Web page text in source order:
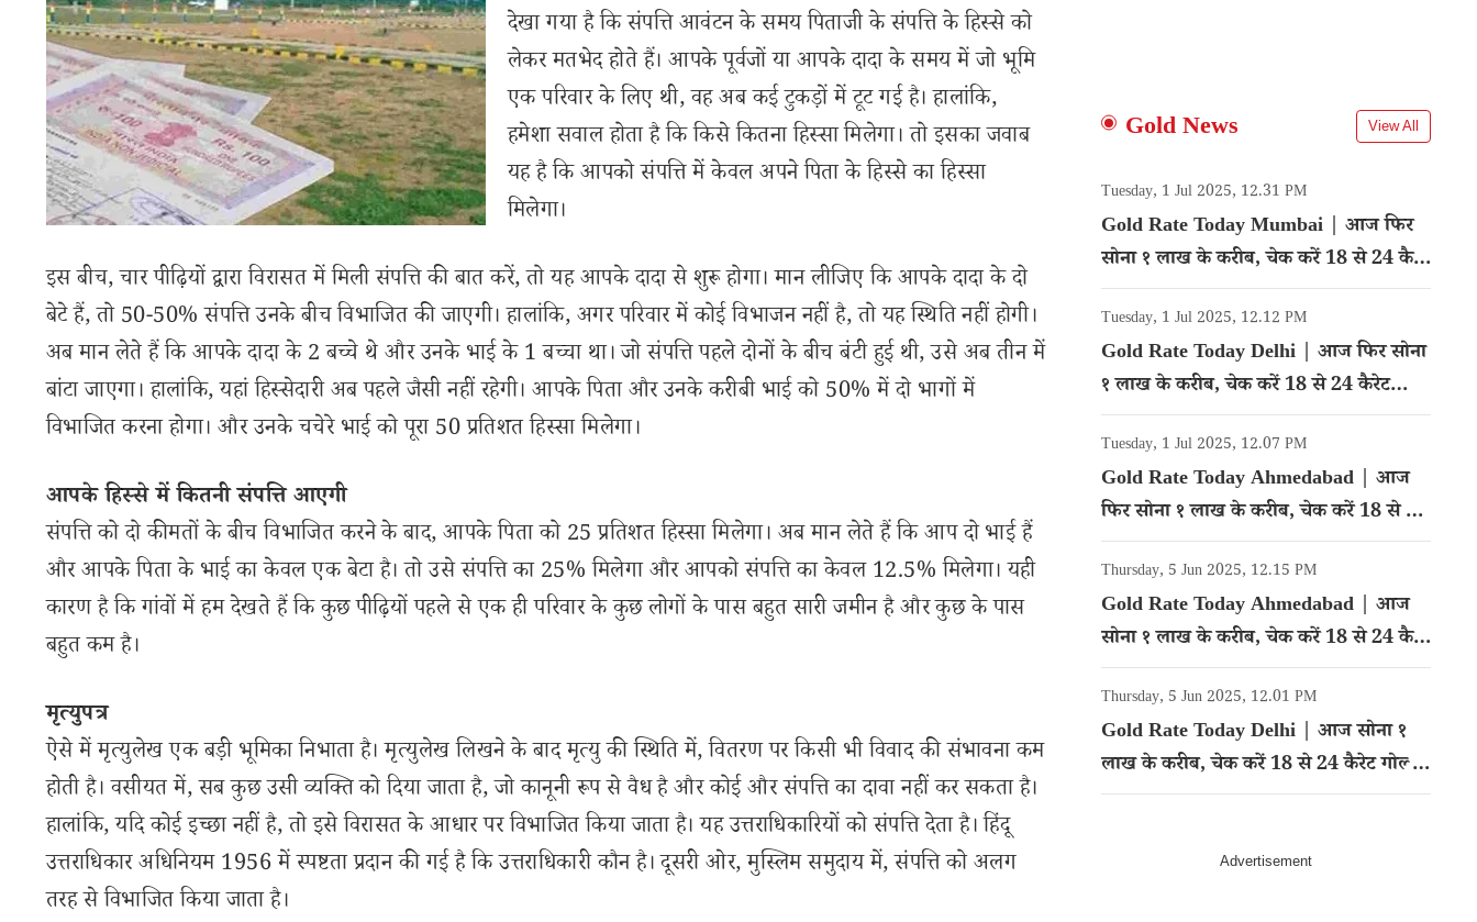
देखा गया है कि संपत्ति आवंटन के समय पिताजी के संपत्ति के हिस्से को
लेकर मतभेद होते हैं। आपके पूर्वजों या आपके दादा के समय में जो भूमि
एक परिवार के लिए थी, वह अब कई टुकड़ों में टूट गई है। हालांकि,
हमेशा सवाल होता है कि किसे कितना हिस्सा मिलेगा। तो इसका जवाब
यह है कि आपको संपत्ति में केवल अपने पिता के हिस्से का हिस्सा
मिलेगा।
इस बीच, चार पीढ़ियों द्वारा विरासत में मिली संपत्ति की बात करें, तो यह आपके दादा से शुरू होगा। मान लीजिए कि आपके दादा के दो
बेटे हैं, तो 50-50% संपत्ति उनके बीच विभाजित की जाएगी। हालांकि, अगर परिवार में कोई विभाजन नहीं है, तो यह स्थिति नहीं होगी।
अब मान लेते हैं कि आपके दादा के 2 बच्चे थे और उनके भाई के 1 बच्चा था। जो संपत्ति पहले दोनों के बीच बंटी हुई थी, उसे अब तीन में
बांटा जाएगा। हालांकि, यहां हिस्सेदारी अब पहले जैसी नहीं रहेगी। आपके पिता और उनके करीबी भाई को 50% में दो भागों में
विभाजित करना होगा। और उनके चचेरे भाई को पूरा 50 प्रतिशत हिस्सा मिलेगा।
आपके हिस्से में कितनी संपत्ति आएगी
संपत्ति को दो कीमतों के बीच विभाजित करने के बाद, आपके पिता को 25 प्रतिशत हिस्सा मिलेगा। अब मान लेते हैं कि आप दो भाई हैं
और आपके पिता के भाई का केवल एक बेटा है। तो उसे संपत्ति का 25% मिलेगा और आपको संपत्ति का केवल 12.5% मिलेगा। यही
कारण है कि गांवों में हम देखते हैं कि कुछ पीढ़ियों पहले से एक ही परिवार के कुछ लोगों के पास बहुत सारी जमीन है और कुछ के पास
बहुत कम है।
मृत्युपत्र
ऐसे में मृत्युलेख एक बड़ी भूमिका निभाता है। मृत्युलेख लिखने के बाद मृत्यु की स्थिति में, वितरण पर किसी भी विवाद की संभावना कम
होती है। वसीयत में, सब कुछ उसी व्यक्ति को दिया जाता है, जो कानूनी रूप से वैध है और कोई और संपत्ति का दावा नहीं कर सकता है।
हालांकि, यदि कोई इच्छा नहीं है, तो इसे विरासत के आधार पर विभाजित किया जाता है। यह उत्तराधिकारियों को संपत्ति देता है। हिंदू
उत्तराधिकार अधिनियम 1956 में स्पष्टता प्रदान की गई है कि उत्तराधिकारी कौन है। दूसरी ओर, मुस्लिम समुदाय में, संपत्ति को अलग
तरह से विभाजित किया जाता है।
Gold News View All
Tuesday, 1 Jul 2025, 12.31 PM
Gold Rate Today Mumbai | आज फिर
सोना १ लाख के करीब, चेक करें 18 से 24 कैरेट
गोल्ड का रेट
Tuesday, 1 Jul 2025, 12.12 PM
Gold Rate Today Delhi | आज फिर सोना
१ लाख के करीब, चेक करें 18 से 24 कैरेट
गोल्ड का रेट
Tuesday, 1 Jul 2025, 12.07 PM
Gold Rate Today Ahmedabad | आज
फिर सोना १ लाख के करीब, चेक करें 18 से 24
कैरेट गोल्ड का रेट
Thursday, 5 Jun 2025, 12.15 PM
Gold Rate Today Ahmedabad | आज
सोना १ लाख के करीब, चेक करें 18 से 24 कैरेट
गोल्ड का रेट
Thursday, 5 Jun 2025, 12.01 PM
Gold Rate Today Delhi | आज सोना १
लाख के करीब, चेक करें 18 से 24 कैरेट गोल्ड
का रेट